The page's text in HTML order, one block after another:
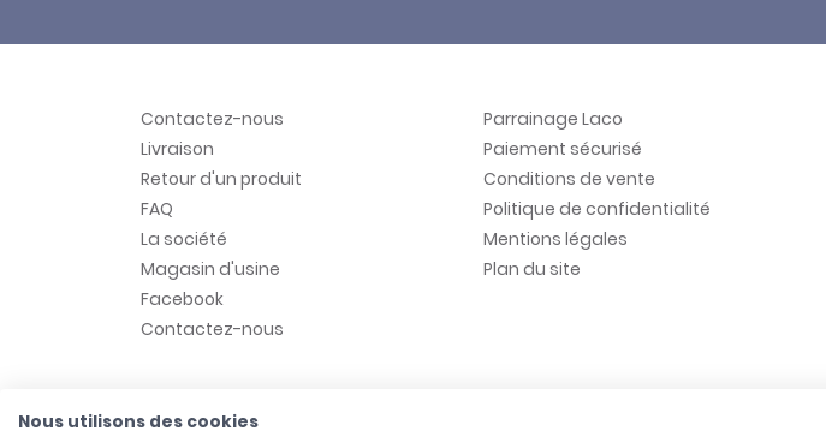
Contactez-nous
Livraison
Retour d'un produit
FAQ
La société
Magasin d'usine
Facebook
Contactez-nous
Parrainage Laco
Paiement sécurisé
Conditions de vente
Politique de confidentialité
Mentions légales
Plan du site
Nous utilisons des cookies